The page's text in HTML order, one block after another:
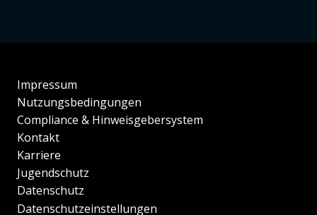
Impressum
Nutzungsbedingungen
Compliance & Hinweisgebersystem
Kontakt
Karriere
Jugendschutz
Datenschutz
Datenschutzeinstellungen